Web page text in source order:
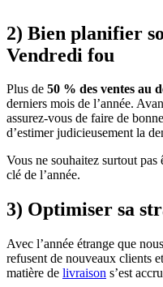
2) Bien planifier
Vendredi fou
Plus de 50 % des ventes au
derniers mois de l’année.
assurez-vous de faire de
d’estimer judicieusement la
Vous ne souhaitez surtout pas
clé de l’année.
3) Optimiser sa
Avec l’année étrange que
refusent de nouveaux clients
matière de livraison s’est